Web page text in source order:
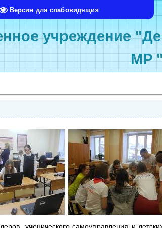
Версия для слабовидящих
учреждение
МР